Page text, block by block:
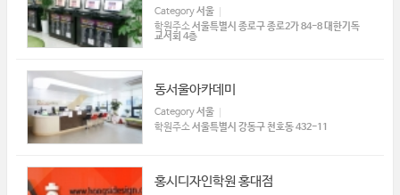
Category서울
학원주소서울특별시 종로구 종로2가 84-8 대한기독
교서회 4층
동서울아카데미
Category서울
학원주소서울특별시 강동구 천호동 432-11
홍시디자인학원 홍대점